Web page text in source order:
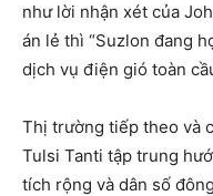
như lời nhận xét của
án lẻ thì “Suzlon đang
dịch vụ điện gió toàn
Thị trường tiếp theo và
Tulsi Tanti tập trung
tích rộng và dân số